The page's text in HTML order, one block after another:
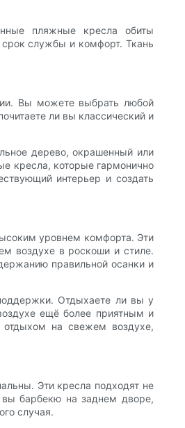
пляжные кресла обиты
срок службы и комфорт. Ткань
Вы можете выбрать любой
ли вы классический и
дерево, окрашенный или
кресла, которые гармонично
интерьер и создать
уровнем комфорта. Эти
воздухе в роскоши и стиле.
правильной осанки и
Отдыхаете ли вы у
ещё более приятным и
на свежем воздухе,
Эти кресла подходят не
вы барбекю на заднем дворе,
случая.